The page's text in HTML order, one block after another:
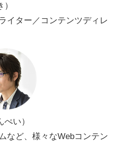
イター／コンテンツディレ
い）
など、様々なWebコンテン